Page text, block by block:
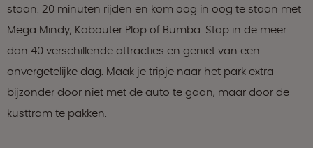
staan. 20 minuten rijden en kom oog in oog te staan met
Mega Mindy, Kabouter Plop of Bumba. Stap in de meer
dan 40 verschillende attracties en geniet van een
onvergetelijke dag. Maak je tripje naar het park extra
bijzonder door niet met de auto te gaan, maar door de
kusttram te pakken.